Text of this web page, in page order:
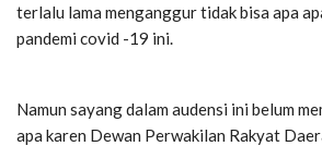
terlalu lama menganggur tidak bisa apa
pandemi covid -19 ini.
Namun sayang dalam audensi ini belum
apa karen Dewan Perwakilan Rakyat